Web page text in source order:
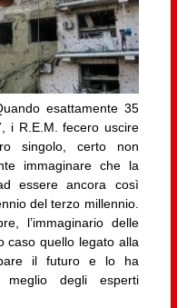
esattamente 35
i R.E.M. fecero uscire
singolo, certo non
immaginare che la
essere ancora così
del terzo millennio.
l’immaginario delle
caso quello legato alla
il futuro e lo ha
meglio degli esperti